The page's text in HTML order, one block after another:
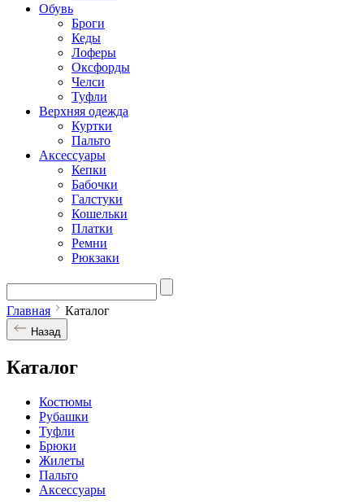
Обувь
Броги
Кеды
Лоферы
Оксфорды
Челси
Туфли
Верхняя одежда
Куртки
Пальто
Аксессуары
Кепки
Бабочки
Галстуки
Кошельки
Платки
Ремни
Рюкзаки
Главная Каталог
Назад
Каталог
Костюмы
Рубашки
Туфли
Брюки
Жилеты
Пальто
Аксессуары